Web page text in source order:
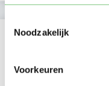
Noodzakelijk
Voorkeuren
Verificaties